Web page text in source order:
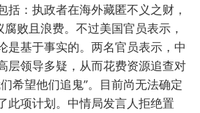
括：执政者在海外藏匿不义之财，
腐败且浪费。不过美国官员表示，
是基于事实的。两名官员表示，中
层领导多疑，从而花费资源追查对
希望他们追鬼”。目前尚无法确定
此项计划。中情局发言人拒绝置